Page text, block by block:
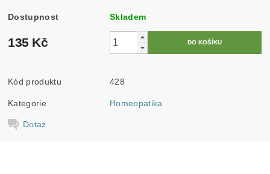
Dostupnost Skladem
135 Kč
Kód produktu 428
Kategorie Homeopatika
Dotaz